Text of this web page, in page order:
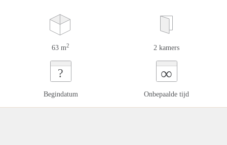
63 m2 2 kamers
?
Begindatum
∞
Onbepaalde tijd